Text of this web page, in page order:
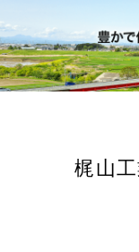
事業内容
私たちの取り組み
梶山